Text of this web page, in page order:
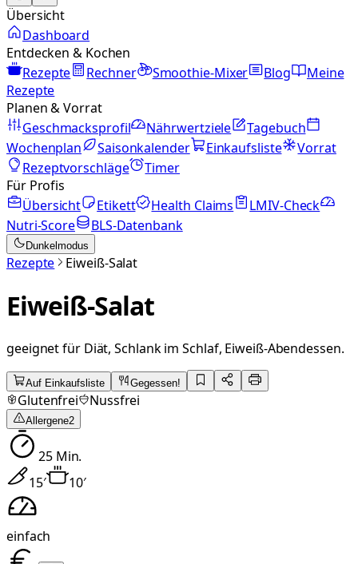
Übersicht
Dashboard
Entdecken & Kochen
Rezepte
Rechner Smoothie-Mixer Blog
Meine
Rezepte
Planen & Vorrat
Geschmacksprofil
Nährwertziele
Tagebuch
Wochenplan
Saisonkalender Einkaufsliste
Vorrat
Rezeptvorschläge
Timer
Für Profis
Übersicht
Etikett Health Claims
LMIV-Check
Nutri-Score
BLS-Datenbank
Dunkelmodus
Rezepte Eiweiß-Salat
Eiweiß-Salat
geeignet für Diät, Schlank im Schlaf, Eiweiß-Abendessen.
Auf Einkaufsliste Gegessen!
Glutenfrei Nussfrei
Allergene2
25Min.
15′ 10′
einfach